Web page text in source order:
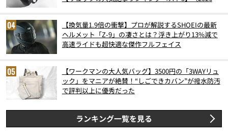
【換気量1.9倍の衝撃】プロが解説するSHOEIの最新
ヘルメット「Z-9」の凄さとは？浮き上がり13%減で
高速ライドも超快適な傑作フルフェイス
【ワークマンの大人気バッグ】3500円の「3WAYリュ
ック」をマニアが絶賛！“しごできカバン”が撥水防汚
で評判以上に優秀だった
ランキング一覧を見る